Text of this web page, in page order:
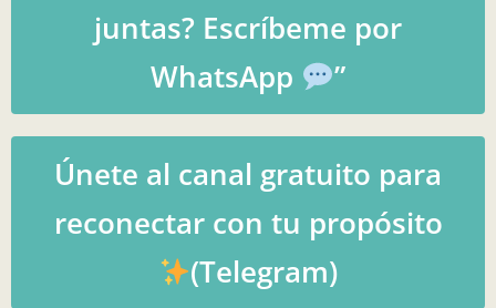
juntas? Escríbeme por
WhatsApp
”
Únete al canal gratuito para
reconectar con tu propósito
(Telegram)